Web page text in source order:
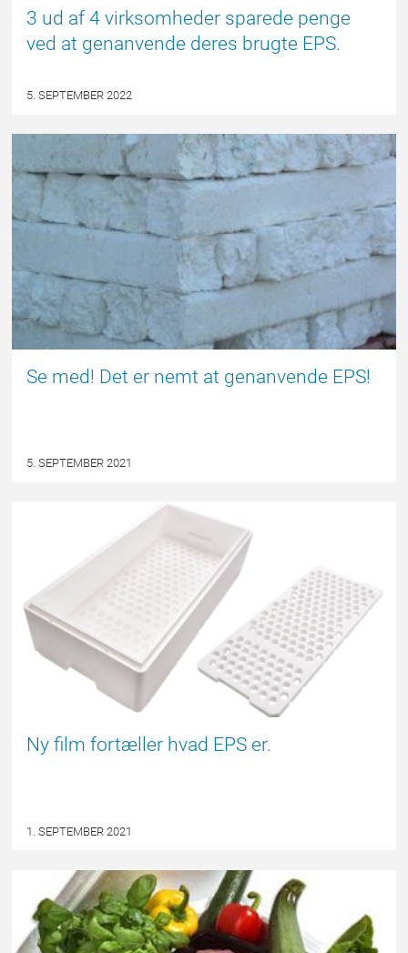
3 ud af 4 virksomheder sparede penge
ved at genanvende deres brugte EPS.
5. SEPTEMBER 2022
Se med! Det er nemt at genanvende EPS!
5. SEPTEMBER 2021
NYHED
Ny film fortæller hvad EPS er.
1. SEPTEMBER 2021